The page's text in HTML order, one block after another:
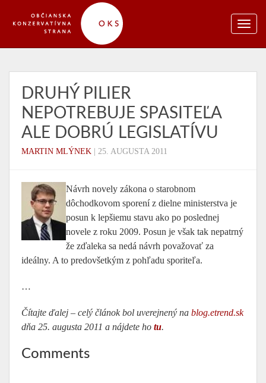
DRUHÝ PILIER
NEPOTREBUJE SPASITEĽA
ALE DOBRÚ LEGISLATÍVU
MARTIN MLÝNEK 25. AUGUSTA 2011
Návrh novely zákona o starobnom
dôchodkovom sporení z dielne ministerstva je
posun k lepšiemu stavu ako po poslednej
novele z roku 2009. Posun je však tak nepatrný
že zďaleka sa nedá návrh považovať za
ideálny. A to predovšetkým z pohľadu sporiteľa.
…
Čítajte ďalej – celý článok bol uverejnený na blog.etrend.sk
dňa 25. augusta 2011 a nájdete ho tu.
Comments